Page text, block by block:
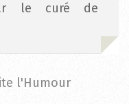
le curé de